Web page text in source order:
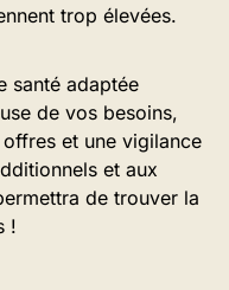
trop élevées.
santé adaptée
de vos besoins,
et une vigilance
et aux
de trouver la
!